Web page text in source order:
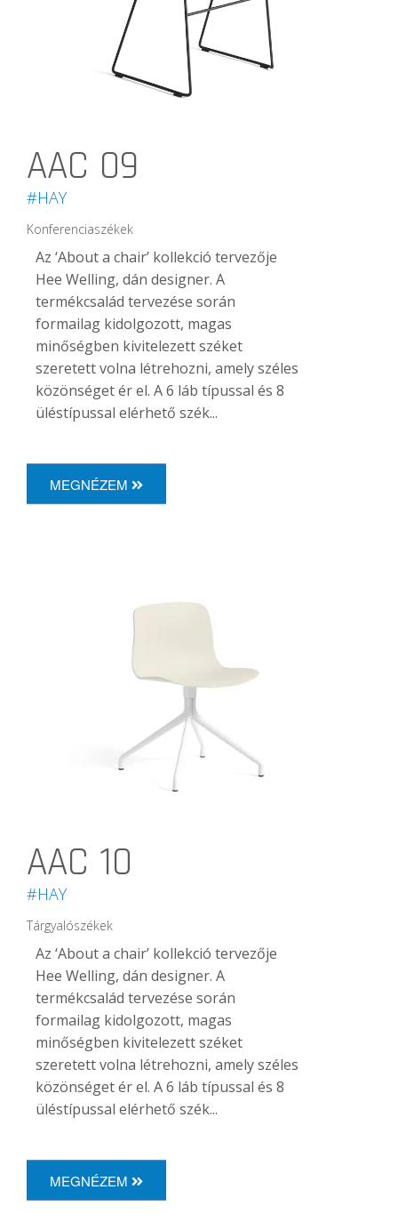
AAC 09
#HAY
Konferenciaszékek
Az ‘About a chair’ kollekció tervezője
Hee Welling, dán designer. A
termékcsalád tervezése során
formailag kidolgozott, magas
minőségben kivitelezett széket
szeretett volna létrehozni, amely széles
közönséget ér el. A 6 láb típussal és 8
üléstípussal elérhető szék...
MEGNÉZEM
AAC 10
#HAY
Tárgyalószékek
Az ‘About a chair’ kollekció tervezője
Hee Welling, dán designer. A
termékcsalád tervezése során
formailag kidolgozott, magas
minőségben kivitelezett széket
szeretett volna létrehozni, amely széles
közönséget ér el. A 6 láb típussal és 8
üléstípussal elérhető szék...
MEGNÉZEM